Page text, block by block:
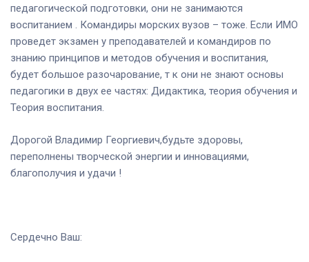
педагогической подготовки, они не занимаются
воспитанием . Командиры морских вузов – тоже. Если ИMO
проведет экзамен у преподавателей и командиров по
знанию принципов и методов обучения и воспитания,
будет большое разочарование, т к они не знают основы
педагогики в двух ее частях: Дидактика, теория обучения и
Теория воспитания.
Дорогой Владимир Георгиевич,будьте здоровы,
переполнены творческой энергии и инновациями,
благополучия и удачи !
Сердечно Ваш: